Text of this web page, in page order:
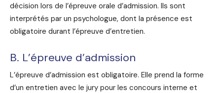
décision lors de l’épreuve orale d’admission. Ils sont
interprétés par un psychologue, dont la présence est
obligatoire durant l’épreuve d’entretien.
B. L’épreuve d’admission
L’épreuve d’admission est obligatoire. Elle prend la forme
d’un entretien avec le jury pour les concours interne et